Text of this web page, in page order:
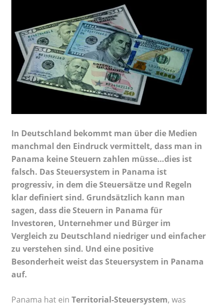
In Deutschland bekommt man über die Medien
manchmal den Eindruck vermittelt, dass man in
Panama keine Steuern zahlen müsse…dies ist
falsch. Das Steuersystem in Panama ist
progressiv, in dem die Steuersätze und Regeln
klar definiert sind. Grundsätzlich kann man
sagen, dass die Steuern in Panama für
Investoren, Unternehmer und Bürger im
Vergleich zu Deutschland niedriger und einfacher
zu verstehen sind. Und eine positive
Besonderheit weist das Steuersystem in Panama
auf.
Panama hat ein Territorial-Steuersystem, was